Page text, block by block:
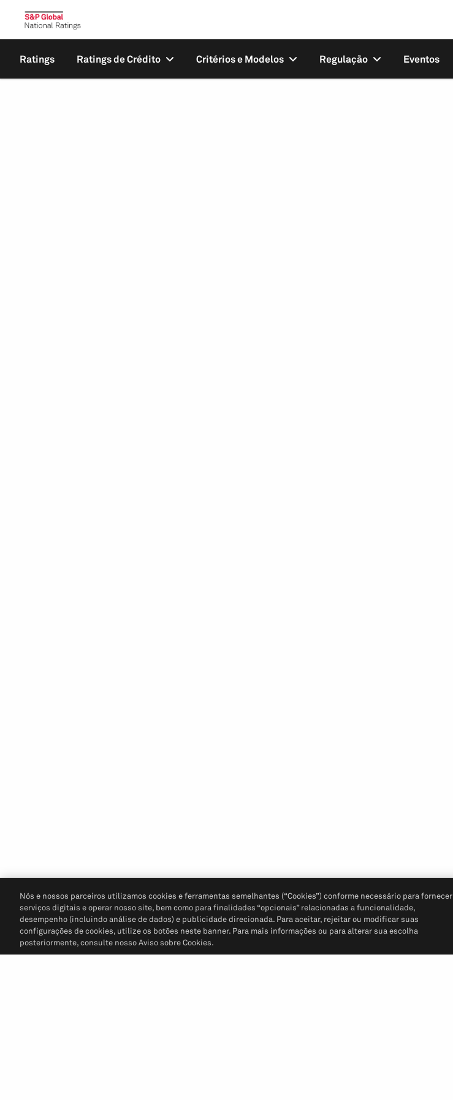
Ratings Ratings de Crédito Critérios e Modelos Regulação Eventos
Nós e nossos parceiros utilizamos cookies e ferramentas semelhantes (“Cookies”) conforme necessário para fornecer
serviços digitais e operar nosso site, bem como para finalidades “opcionais” relacionadas a funcionalidade,
desempenho (incluindo análise de dados) e publicidade direcionada. Para aceitar, rejeitar ou modificar suas
configurações de cookies, utilize os botões neste banner. Para mais informações ou para alterar sua escolha
posteriormente, consulte nosso Aviso sobre Cookies.